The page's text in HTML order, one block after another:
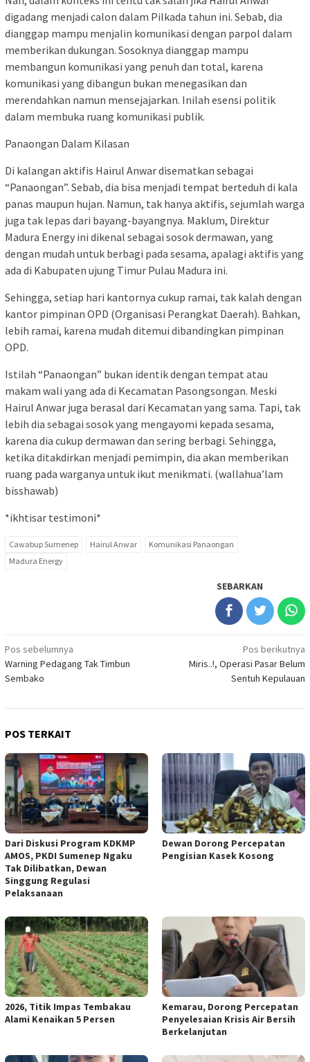
digadang menjadi calon dalam Pilkada tahun ini. Sebab, dia
dianggap mampu menjalin komunikasi dengan parpol dalam
memberikan dukungan. Sosoknya dianggap mampu
membangun komunikasi yang penuh dan total, karena
komunikasi yang dibangun bukan menegasikan dan
merendahkan namun mensejajarkan. Inilah esensi politik
dalam membuka ruang komunikasi publik.
Panaongan Dalam Kilasan
Di kalangan aktifis Hairul Anwar disematkan sebagai
“Panaongan”. Sebab, dia bisa menjadi tempat berteduh di kala
panas maupun hujan. Namun, tak hanya aktifis, sejumlah warga
juga tak lepas dari bayang-bayangnya. Maklum, Direktur
Madura Energy ini dikenal sebagai sosok dermawan, yang
dengan mudah untuk berbagi pada sesama, apalagi aktifis yang
ada di Kabupaten ujung Timur Pulau Madura ini.
Sehingga, setiap hari kantornya cukup ramai, tak kalah dengan
kantor pimpinan OPD (Organisasi Perangkat Daerah). Bahkan,
lebih ramai, karena mudah ditemui dibandingkan pimpinan
OPD.
Istilah “Panaongan” bukan identik dengan tempat atau
makam wali yang ada di Kecamatan Pasongsongan. Meski
Hairul Anwar juga berasal dari Kecamatan yang sama. Tapi, tak
lebih dia sebagai sosok yang mengayomi kepada sesama,
karena dia cukup dermawan dan sering berbagi. Sehingga,
ketika ditakdirkan menjadi pemimpin, dia akan memberikan
ruang pada warganya untuk ikut menikmati. (wallahua’lam
bisshawab)
*ikhtisar testimoni*
Cawabup Sumenep Hairul Anwar
Komunikasi Panaongan
Madura Energy
SEBARKAN
Navigasi
pos
Pos sebelumnya
Warning Pedagang Tak Timbun
Sembako
Pos berikutnya
Miris..!, Operasi Pasar Belum
Sentuh Kepulauan
POS TERKAIT
Dari Diskusi Program KDKMP
AMOS, PKDI Sumenep Ngaku
Tak Dilibatkan, Dewan
Singgung Regulasi
Pelaksanaan
Dewan Dorong Percepatan
Pengisian Kasek Kosong
2026, Titik Impas Tembakau
Alami Kenaikan 5 Persen
Kemarau, Dorong Percepatan
Penyelesaian Krisis Air Bersih
Berkelanjutan